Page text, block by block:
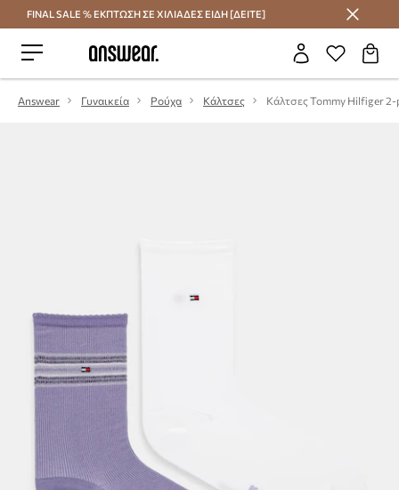
Εξοικονομήστε με το Answear Club
FINAL SALE % ΕΚΠΤΩΣΗ ΣΕ ΧΙΛΙΑΔΕΣ ΕΙΔΗ [ΔΕΙΤΕ]
Answear Γυναικεία Ρούχα Κάλτσες Κάλτσες Tommy Hilfiger 2-